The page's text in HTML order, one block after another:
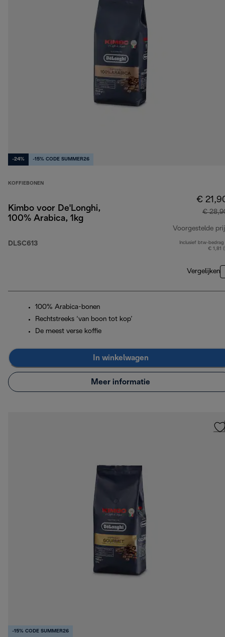
-24% -15% CODE SUMMER26
KOFFIEBONEN
Kimbo voor De'Longhi,
100% Arabica, 1kg
DLSC613
€
€
Voorgestelde
Inclusief btw-bedrag
€ 1,81
Vergelijken
100% Arabica-bonen
Rechtstreeks ‘van boon tot kop’
De meest verse koffie
In winkelwagen
Meer informatie
-15% CODE SUMMER26